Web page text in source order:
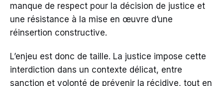
manque de respect pour la décision de justice et
une résistance à la mise en œuvre d’une
réinsertion constructive.
L’enjeu est donc de taille. La justice impose cette
interdiction dans un contexte délicat, entre
sanction et volonté de prévenir la récidive, tout en